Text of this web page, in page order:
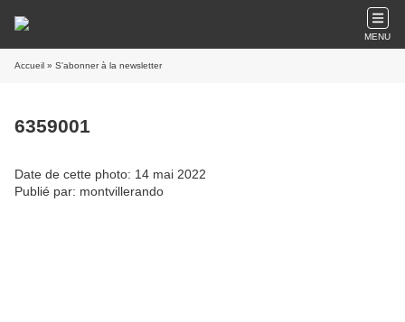
MENU
Accueil » S'abonner à la newsletter
6359001
Date de cette photo: 14 mai 2022
Publié par: montvillerando